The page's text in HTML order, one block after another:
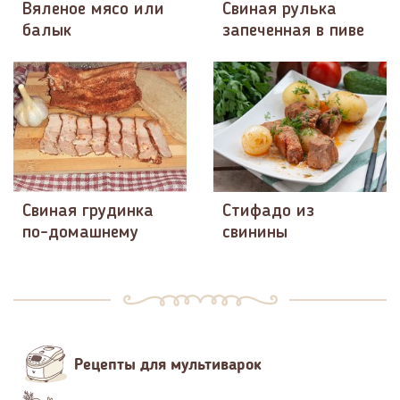
Вяленое мясо или
балык
Свиная рулька
запеченная в пиве
Свиная грудинка
по-домашнему
Стифадо из
свинины
Рецепты для мультиварок